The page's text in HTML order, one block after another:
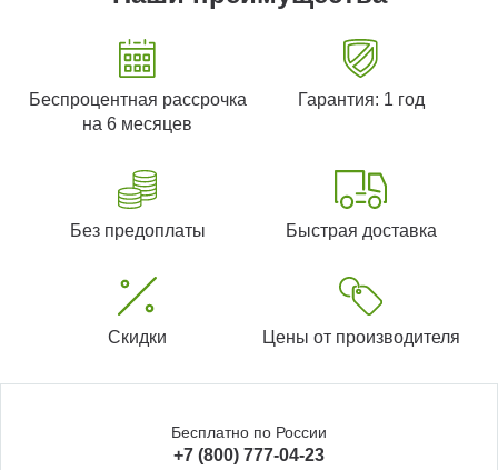
Беспроцентная рассрочка
на 6 месяцев
Гарантия: 1 год
Без предоплаты Быстрая доставка
Скидки Цены от производителя
Бесплатно по России
+7 (800) 777-04-23